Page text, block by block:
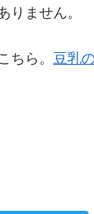
りません。
ちら。 豆乳